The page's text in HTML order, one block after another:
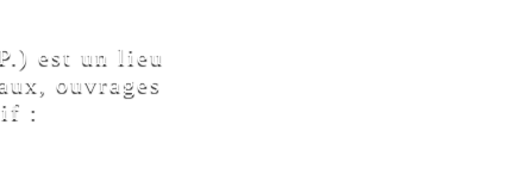
est un lieu
ouvrages
: